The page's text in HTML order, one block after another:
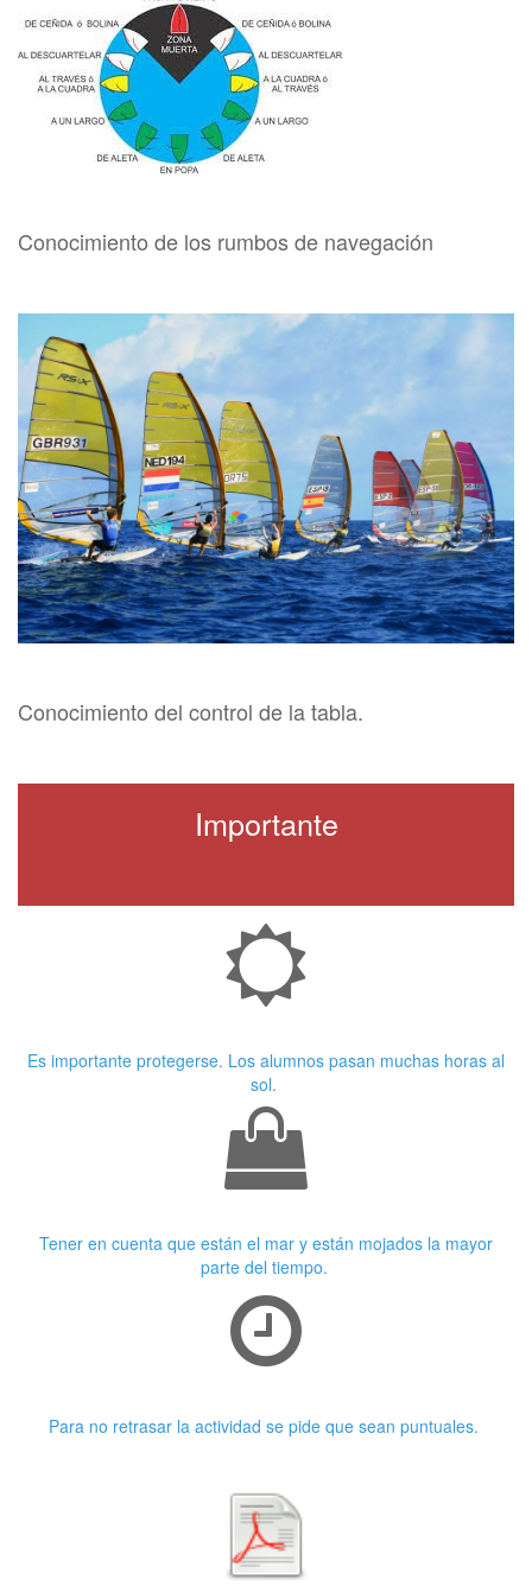
Conocimiento de los rumbos de navegación
Conocimiento del control de la tabla.
Importante
Es importante protegerse. Los alumnos pasan muchas horas al
sol.
Tener en cuenta que están el mar y están mojados la mayor
parte del tiempo.
Para no retrasar la actividad se pide que sean puntuales.